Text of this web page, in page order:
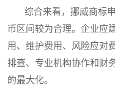
综合来看，挪威商标申
币区间较为合理。企业应
用、维护费用、风险应对
排查、专业机构协作和财
的最大化。